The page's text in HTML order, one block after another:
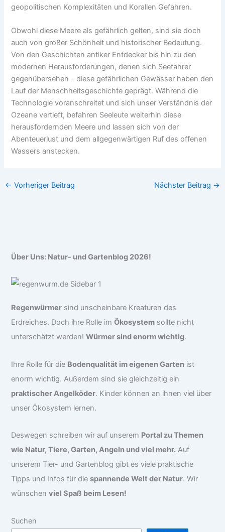
geopolitischen Komplexitäten und Korallen Gefahren.
Obwohl diese Meere als gefährlich gelten, sind sie doch
auch von großer Schönheit und historischer Bedeutung.
Von den Geschichten antiker Entdecker bis hin zu den
modernen Herausforderungen, denen sich Seefahrer
gegenübersehen – diese gefährlichen Gewässer haben den
Lauf der Menschheitsgeschichte geprägt. Während die
Technologie voranschreitet und sich unser Verständnis der
Ozeane vertieft, befahren Seeleute weiterhin diese
herausfordernden Meere und lassen sich von der
Abenteuerlust und dem allgegenwärtigen Ruf des offenen
Wassers anstecken.
← Vorheriger Beitrag Nächster Beitrag →
Über Uns: Natur- und Gartenblog 2026!
Regenwürmer sind unscheinbare Kreaturen des
Erdreiches. Doch ihre Rolle imÖkosystem sollte nicht
unterschätzt werden!Würmer sind enorm wichtig.
Ihre Rolle für die Bodenqualität im eigenen Garten ist
enorm wichtig. Außerdem sind sie gleichzeitig ein
praktischer Angelköder. Kinder können an ihnen viel über
unser Ökosystem lernen.
Deswegen schreiben wir auf unserem Portal zu Themen
wie Natur, Tiere, Garten, Angeln und viel mehr. Auf
unserem Tier- und Gartenblog gibt es viele praktische
Tipps und Infos für diespannende Welt der Natur. Wir
wünschenviel Spaß beim Lesen!
Suchen